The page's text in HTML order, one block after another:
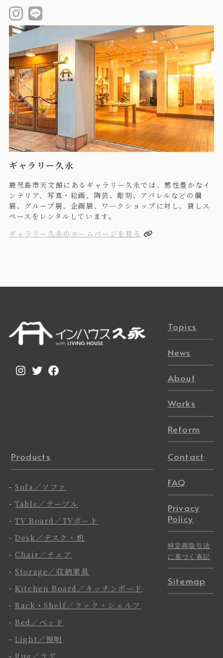
ギャラリー久永
鹿児島市天文館にあるギャラリー久永では、感性豊かなイ
ンテリア、写真・絵画、陶芸、彫刻、アパレルなどの個
展、グループ展、企画展、ワークショップに対し、貸しス
ペースをレンタルしています。
ギャラリー久永のホームページを見る
Instagram
TwitterFacebook
Topics
News
About
Works
Reform
Products
-Sofa／ソファ
-Table／テーブル
-TV Board／TVボード
-Desk／デスク・机
- Chair／チェア
-Storage／収納家具
-Kitchen Board／キッチンボード
-Rack・Shelf／ラック・シェルフ
-Bed／ベッド
-Light／照明
Contact
FAQ
Privacy
Policy
特定商取引法
に基づく表記
Sitemap